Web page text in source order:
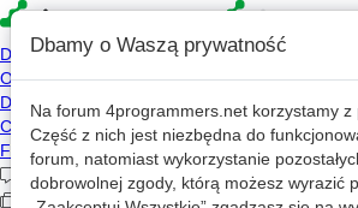
JA
Jasnowidz
wczoraj, 19:31
2017-08-25 18:22
Dbamy o Waszą prywatność
Na forum 4programmers.net korzystamy z
Część z nich jest niezbędna do
forum, natomiast wykorzystanie
dobrowolnej zgody, którą możesz wyrazić